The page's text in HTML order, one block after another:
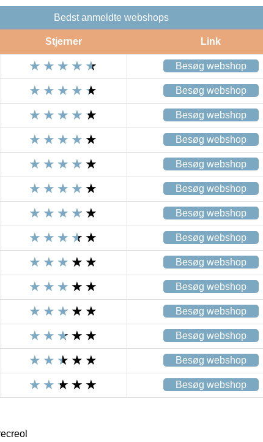
Bedst anmeldte webshops
Stjerner Link
Besøg webshop
Besøg webshop
Besøg webshop
Besøg webshop
Besøg webshop
Besøg webshop
Besøg webshop
Besøg webshop
Besøg webshop
Besøg webshop
Besøg webshop
Besøg webshop
Besøg webshop
Besøg webshop